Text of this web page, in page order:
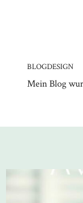
BLOGDESIGN
Mein Blog